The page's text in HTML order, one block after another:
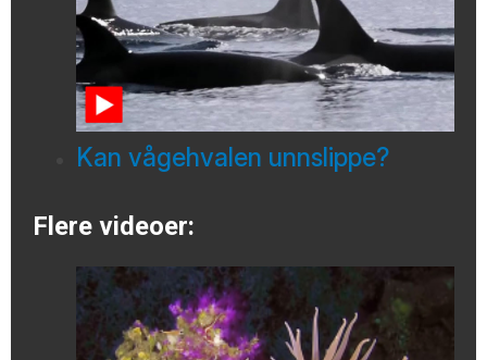
Kan vågehvalen unnslippe?
Flere videoer: